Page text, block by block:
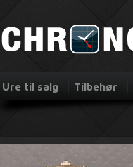
Ure til salg Tilbehør